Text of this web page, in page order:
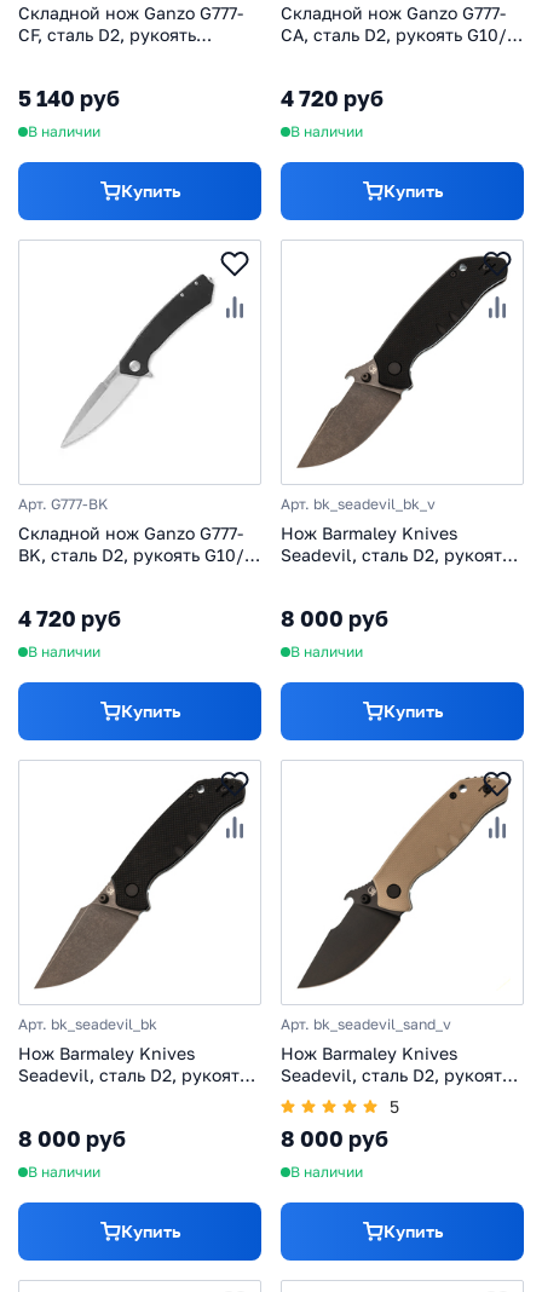
Складной нож Ganzo G777-
CF, сталь D2, рукоять
5 140 руб
В наличии
Купить
Складной нож Ganzo G777-
CA, сталь D2, рукоять G10/
4 720 руб
В наличии
Купить
Арт. G777-BK
Складной нож Ganzo G777-
BK, сталь D2, рукоять G10/
4 720 руб
В наличии
Купить
Арт. bk_seadevil_bk_v
Нож Barmaley Knives
Seadevil, сталь D2, рукоять
8 000 руб
В наличии
Купить
Арт. bk_seadevil_bk
Нож Barmaley Knives
Seadevil, сталь D2, рукоять
8 000 руб
В наличии
Купить
Арт. bk_seadevil_sand_v
Нож Barmaley Knives
Seadevil, сталь D2, рукоять
G10/сталь, песочный, вейв
5
8 000 руб
В наличии
Купить